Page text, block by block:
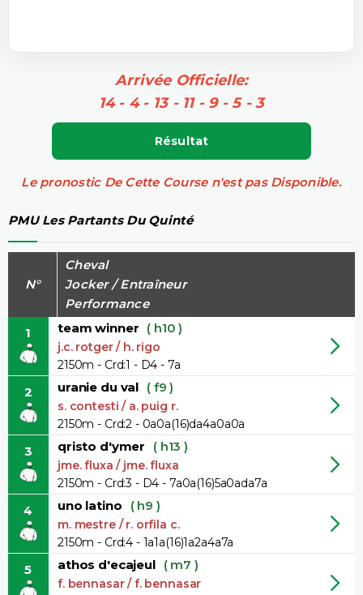
Arrivée Officielle:
14 - 4 - 13 - 11 - 9 - 5 - 3
Résultat
Le pronostic De Cette Course n'est pas Disponible.
PMU Les Partants Du Quinté
N°
Cheval
Jocker / Entraîneur
Performance
1
team winner ( h10 )
j.c. rotger / h. rigo
2150m - Crd:1 - D4 - 7a
2 uranie du val ( f9 )
s. contesti / a. puig r.
2150m - Crd:2 - 0a0a(16)da4a0a0a
3 qristo d'ymer ( h13 )
jme. fluxa / jme. fluxa
2150m - Crd:3 - D4 - 7a0a(16)5a0ada7a
4 uno latino ( h9 )
m. mestre / r. orfila c.
2150m - Crd:4 - 1a1a(16)1a2a4a7a
5 athos d'ecajeul ( m7 )
f. bennasar / f. bennasar